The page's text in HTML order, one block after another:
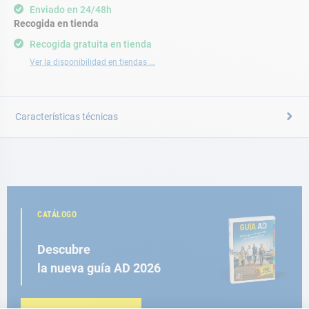
Enviado en 24/48h
Recogida gratuita en tienda
Ver la disponibilidad en tiendas ...
Recogida en tienda
Características técnicas
CATÁLOGO
Descubre
la nueva guía AD 2026